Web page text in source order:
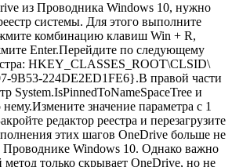
из Проводника Windows 10, нужно
системы. Для этого выполните
комбинацию клавиш Win + R,
Enter.Перейдите по следующему
HKEY_CLASSES_ROOT\CLSID\
9B53-224DE2ED1FE6}.В правой части
System.IsPinnedToNameSpaceTree и
значение параметра с 1
редактор реестра и перезагрузите
этих шагов OneDrive больше не
Проводнике Windows 10. Однако важно
только скрывает OneDrive, но не